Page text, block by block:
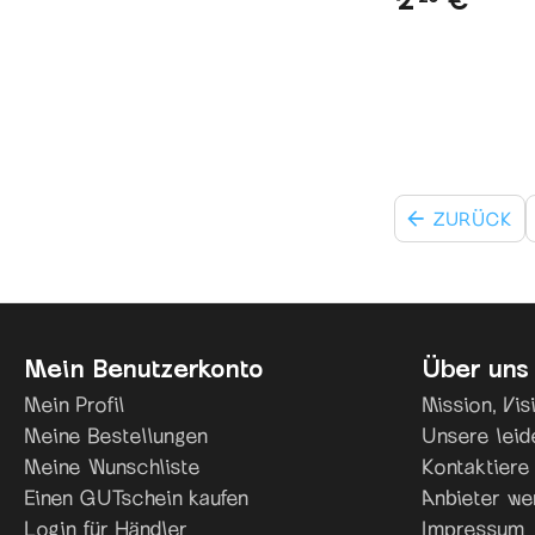
ZURÜCK
Mein Benutzerkonto
Mein Profil
Meine Bestellungen
Meine Wunschliste
Einen GUTschein kaufen
Login für Händler
Über uns
Mission,
Unsere
Kontaktiere
Anbieter
Impressum